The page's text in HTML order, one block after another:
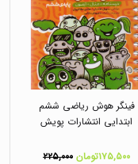
فینگر هوش ریاضی ششم
ابتدایی انتشارات پویش
۱۷۵,۵۰۰تومان ۲۲۵,۰۰۰